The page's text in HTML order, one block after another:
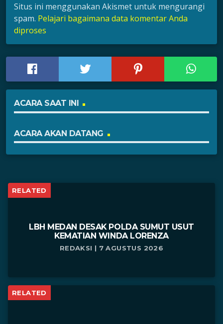
Situs ini menggunakan Akismet untuk mengurangi
spam. Pelajari bagaimana data komentar Anda
diproses
ACARA SAAT INI
ACARA AKAN DATANG
RELATED
LBH MEDAN DESAK POLDA SUMUT USUT
KEMATIAN WINDA LORENZA
REDAKSI | 7 AGUSTUS 2026
RELATED